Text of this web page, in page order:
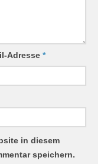
Adresse *
in diesem
speichern.